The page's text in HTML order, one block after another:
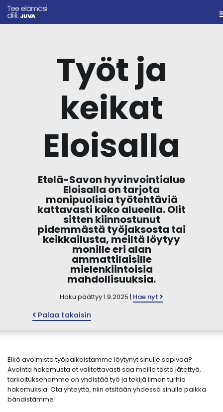
Työt ja
keikat
Eloisalla
Etelä-Savon hyvinvointialue
Eloisalla on tarjota
monipuolisia työtehtäviä
kattavasti koko alueella. Olit
sitten kiinnostunut
pidemmästä työjaksosta tai
keikkailusta, meiltä löytyy
monille eri alan
ammattilaisille
mielenkiintoisia
mahdollisuuksia.
Haku päättyy 1.9.2025 | Hae nyt
Palaa takaisin
Eikö avoimista työpaikoistamme löytynyt sinulle sopivaa?
Avointa hakemusta et valitettavasti saa meille tästä jätettyä,
tarkoituksenamme on yhdistää työ ja tekijä ilman turhia
hakemuksia. Ota yhteyttä, niin etsitään yhdessä sinulle paikka
bändistämme!